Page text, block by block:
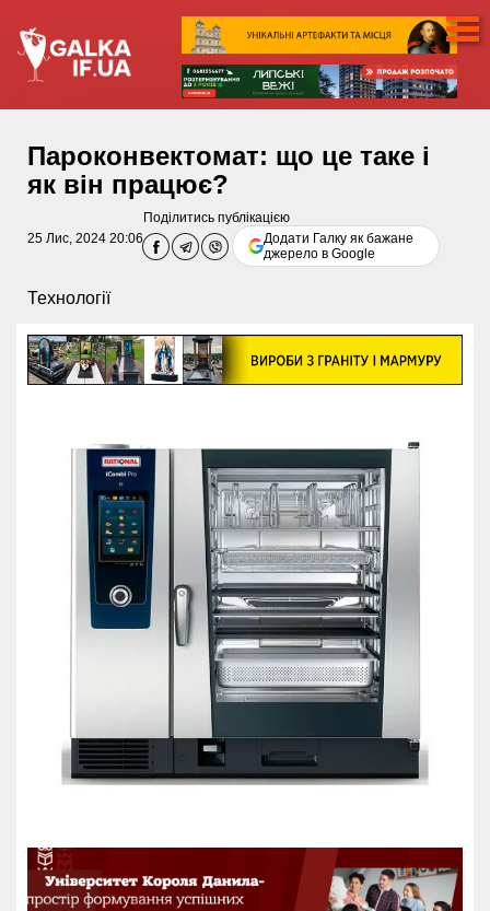
Пароконвектомат: що це таке і
як він працює?
25 Лис, 2024 20:06
Поділитись публікацією
Додати Галку як бажане
джерело в Google
Технології